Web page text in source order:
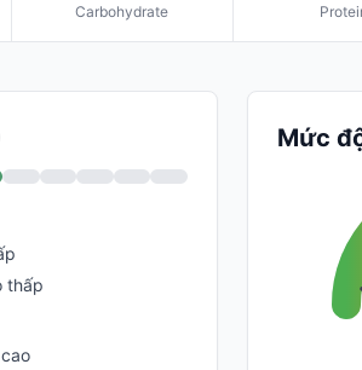
Carbohydrate
thấp
Mức